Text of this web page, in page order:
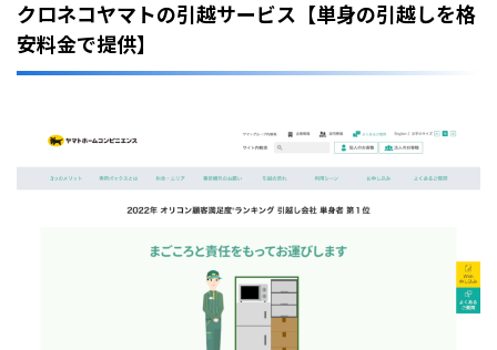
クロネコヤマトの引越サービス【単身の引越しを格
安料金で提供】